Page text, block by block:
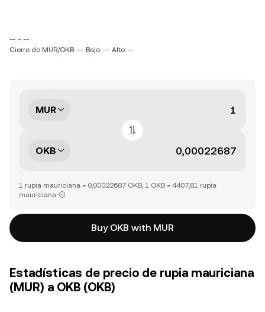
-- ~ --
Cierre de MUR/OKB: -- Bajo: -- Alto: --
MUR
OKB
1 rupia mauriciana = 0,00022687 OKB, 1 OKB = 4407,81 rupia
mauriciana
Buy OKB with MUR
Estadísticas de precio de rupia mauriciana
(MUR) a OKB (OKB)